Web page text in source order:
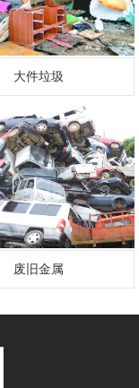
大件垃圾
废旧金属